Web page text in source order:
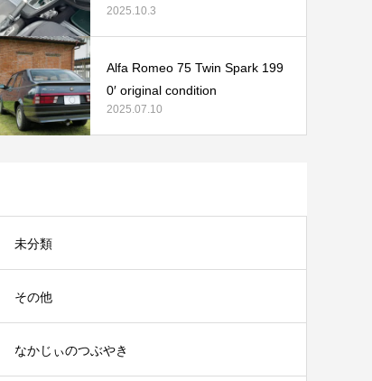
2025.10.3
Alfa Romeo 75 Twin Spark 199
0′ original condition
2025.07.10
未分類
その他
なかじぃのつぶやき